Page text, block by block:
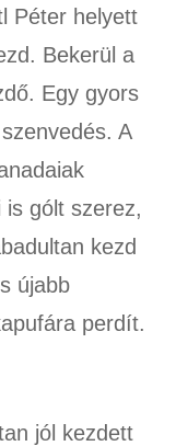
Péter helyett
Bekerül a
Egy gyors
A
gólt szerez,
kezd
újabb
perdít.
jól kezdett